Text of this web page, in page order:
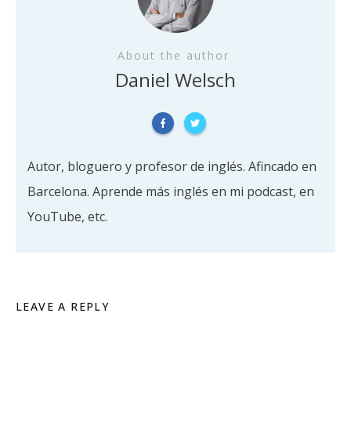
About the author
Daniel Welsch
Autor, bloguero y profesor de inglés. Afincado en
Barcelona. Aprende más inglés en mi podcast, en
YouTube, etc.
LEAVE A REPLY